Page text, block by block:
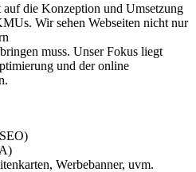
die Konzeption und Umsetzung
Wir sehen Webseiten nicht nur
muss. Unser Fokus liegt
und der online
Werbebanner, uvm.